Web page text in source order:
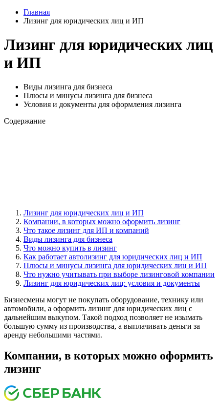
Главная
Лизинг для юридических лиц и ИП
Лизинг для юридических лиц
и ИП
Виды лизинга для бизнеса
Плюсы и минусы лизинга для бизнеса
Условия и документы для оформления лизинга
Содержание
Лизинг для юридических лиц и ИП
Компании, в которых можно оформить лизинг
Что такое лизинг для ИП и компаний
Виды лизинга для бизнеса
Что можно купить в лизинг
Как работает автолизинг для юридических лиц и ИП
Плюсы и минусы лизинга для юридических лиц и ИП
Что нужно учитывать при выборе лизинговой компании
Лизинг для юридических лиц: условия и документы
Бизнесмены могут не покупать оборудование, технику или
автомобили, а оформить лизинг для юридических лиц с
дальнейшим выкупом. Такой подход позволяет не изымать
большую сумму из производства, а выплачивать деньги за
аренду небольшими частями.
Компании, в которых можно оформить
лизинг